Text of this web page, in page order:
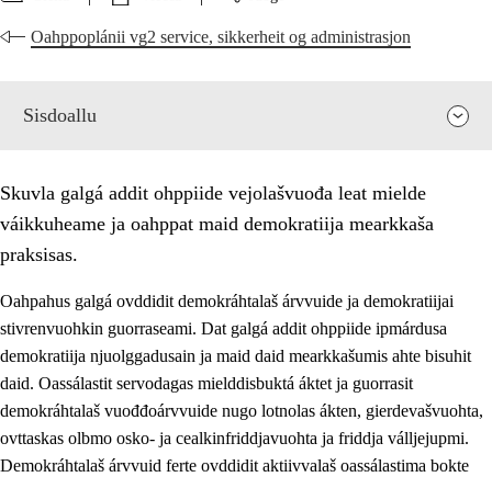
Oahppoplánii vg2 service, sikkerheit og administrasjon
Sisdoallu
1. Oahpahusa árvovuođđu
1.1 Olmmošárvu
Skuvla galgá addit ohppiide vejolašvuođa leat mielde
váikkuheame ja oahppat maid demokratiija mearkkaša
praksisas.
Oahpahus galgá ovddidit demokráhtalaš árvvuide ja demokratiijai
stivrenvuohkin guorraseami. Dat galgá addit ohppiide ipmárdusa
demokratiija njuolggadusain ja maid daid mearkkašumis ahte bisuhit
daid. Oassálastit servodagas mielddisbuktá áktet ja guorrasit
demokráhtalaš vuođđoárvvuide nugo lotnolas ákten, gierdevašvuohta,
ovttaskas olbmo osko- ja cealkinfriddjavuohta ja friddja válljejupmi.
Demokráhtalaš árvvuid ferte ovddidit aktiivvalaš oassálastima bokte